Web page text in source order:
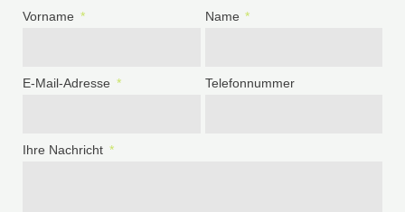
Vorname Name
E-Mail-Adresse Telefonnummer
Ihre Nachricht